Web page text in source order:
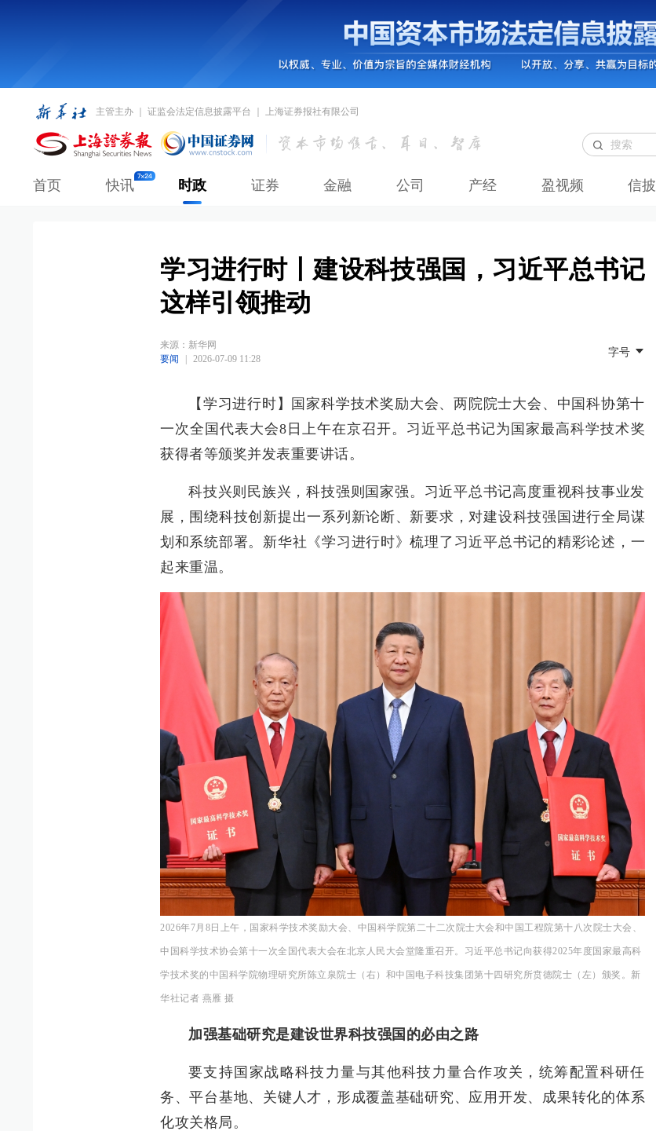
主管主办 ｜ 证监会法定信息披露平台 ｜ 上海证券报社有限公司
首页 快讯 时政 证券 金融 公司 产经 盈视频 信披
学习进行时丨建设科技强国，习近平总书记
这样引领推动
来源： 新华网
要闻
2026-07-09 11:28
字号
【学习进行时】国家科学技术奖励大会、两院院士大会、中国科协第十
一次全国代表大会8日上午在京召开。习近平总书记为国家最高科学技术奖
获得者等颁奖并发表重要讲话。
科技兴则民族兴，科技强则国家强。习近平总书记高度重视科技事业发
展，围绕科技创新提出一系列新论断、新要求，对建设科技强国进行全局谋
划和系统部署。新华社《学习进行时》梳理了习近平总书记的精彩论述，一
起来重温。
2026年7月8日上午，国家科学技术奖励大会、中国科学院第二十二次院士大会和中国工程院第十八次院士大会、
中国科学技术协会第十一次全国代表大会在北京人民大会堂隆重召开。习近平总书记向获得2025年度国家最高科
学技术奖的中国科学院物理研究所陈立泉院士（右）和中国电子科技集团第十四研究所贲德院士（左）颁奖。新
华社记者 燕雁 摄
加强基础研究是建设世界科技强国的必由之路
要支持国家战略科技力量与其他科技力量合作攻关，统筹配置科研任
务、平台基地、关键人才，形成覆盖基础研究、应用开发、成果转化的体系
化攻关格局。